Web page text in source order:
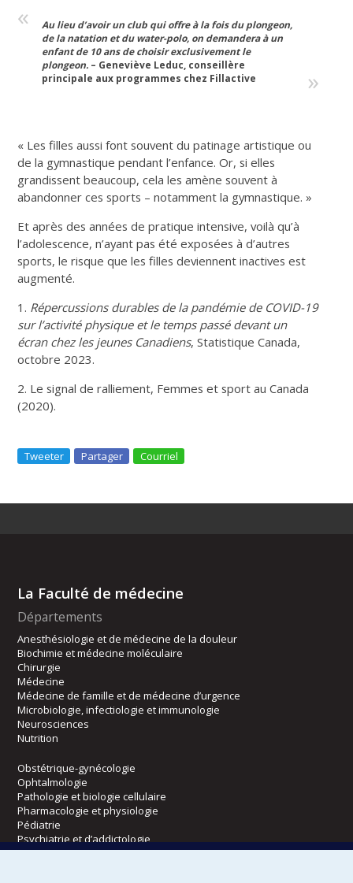
Au lieu d’avoir un club qui offre à la fois du plongeon,
de la natation et du water-polo, on demandera à un
enfant de 10 ans de choisir exclusivement le
plongeon. – Geneviève Leduc, conseillère
principale aux programmes chez Fillactive
« Les filles aussi font souvent du patinage artistique ou
de la gymnastique pendant l’enfance. Or, si elles
grandissent beaucoup, cela les amène souvent à
abandonner ces sports – notamment la gymnastique. »
Et après des années de pratique intensive, voilà qu’à
l’adolescence, n’ayant pas été exposées à d’autres
sports, le risque que les filles deviennent inactives est
augmenté.
1. Répercussions durables de la pandémie de COVID-19
sur l’activité physique et le temps passé devant un
écran chez les jeunes Canadiens, Statistique Canada,
octobre 2023.
2. Le signal de ralliement, Femmes et sport au Canada
(2020).
Tweeter Partager Courriel
La Faculté de médecine
Départements
Anesthésiologie et de médecine de la douleur
Biochimie et médecine moléculaire
Chirurgie
Médecine
Médecine de famille et de médecine d’urgence
Microbiologie, infectiologie et immunologie
Neurosciences
Nutrition
Obstétrique-gynécologie
Ophtalmologie
Pathologie et biologie cellulaire
Pharmacologie et physiologie
Pédiatrie
Psychiatrie et d’addictologie
Radiologie, radio-oncologie et médecine nucléaire